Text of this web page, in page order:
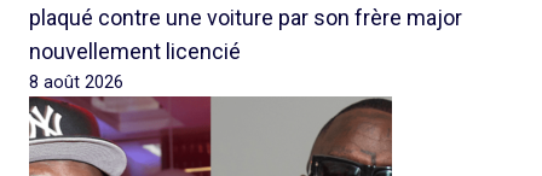
plaqué contre une voiture par son frère major
nouvellement licencié
8 août 2026